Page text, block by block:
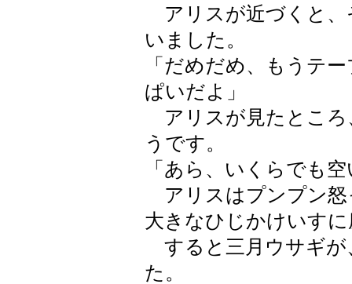
アリスが近づくと、
いました。
「だめだめ、もうテ
ぱいだよ」
アリスが見たところ
うです。
「あら、いくらでも
アリスはプンプン怒
大きなひじかけいす
すると三月ウサギが
た。